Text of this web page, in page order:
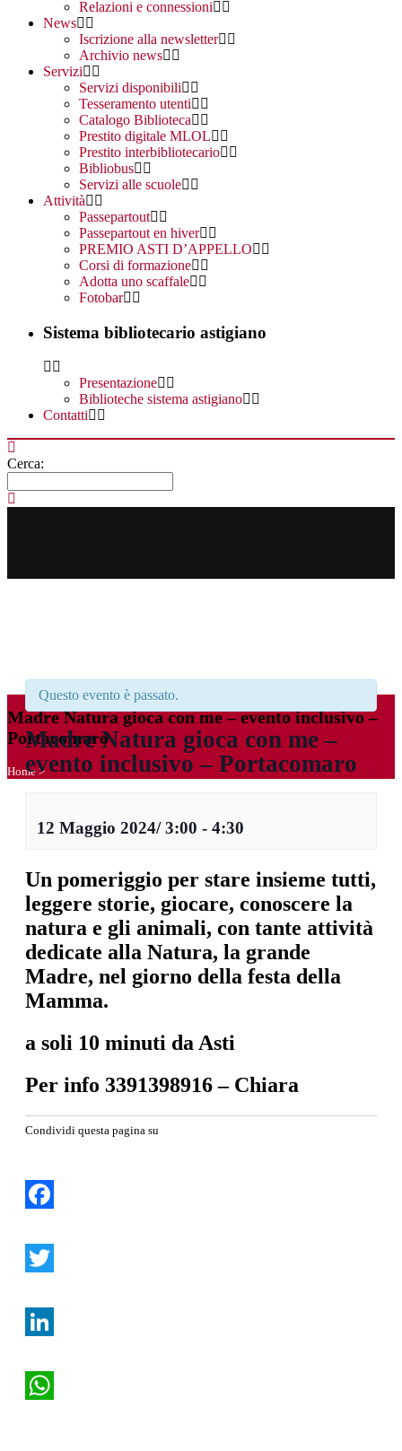
Relazioni e connessioni
News
Iscrizione alla newsletter
Archivio news
Servizi
Servizi disponibili
Tesseramento utenti
Catalogo Biblioteca
Prestito digitale MLOL
Prestito interbibliotecario
Bibliobus
Servizi alle scuole
Attività
Passepartout
Passepartout en hiver
PREMIO ASTI D’APPELLO
Corsi di formazione
Adotta uno scaffale
Fotobar
Sistema bibliotecario astigiano
Presentazione
Biblioteche sistema astigiano
Contatti
Cerca:
Madre Natura gioca con me – evento inclusivo –
Portacomaro
Home >
Questo evento è passato.
Madre Natura gioca con me –
evento inclusivo – Portacomaro
12 Maggio 2024/ 3:00 - 4:30
Un pomeriggio per stare insieme tutti,
leggere storie, giocare, conoscere la
natura e gli animali, con tante attività
dedicate alla Natura, la grande
Madre, nel giorno della festa della
Mamma.
a soli 10 minuti da Asti
Per info 3391398916 – Chiara
Condividi questa pagina su